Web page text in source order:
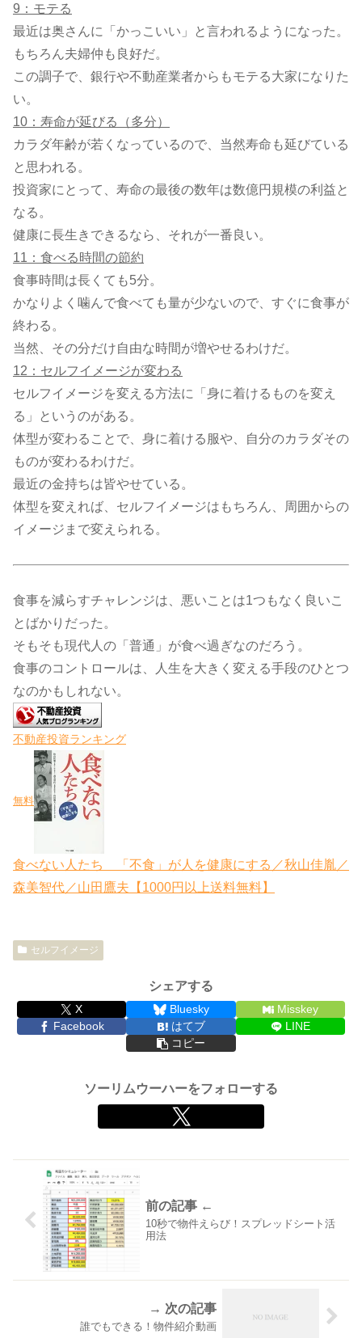
9：モテる
最近は奥さんに「かっこいい」と言われるようになった。
もちろん夫婦仲も良好だ。
この調子で、銀行や不動産業者からもモテる大家になりた
い。
10：寿命が延びる（多分）
カラダ年齢が若くなっているので、当然寿命も延びている
と思われる。
投資家にとって、寿命の最後の数年は数億円規模の利益と
なる。
健康に長生きできるなら、それが一番良い。
11：食べる時間の節約
食事時間は長くても5分。
かなりよく噛んで食べても量が少ないので、すぐに食事が
終わる。
当然、その分だけ自由な時間が増やせるわけだ。
12：セルフイメージが変わる
セルフイメージを変える方法に「身に着けるものを変え
る」というのがある。
体型が変わることで、身に着ける服や、自分のカラダその
ものが変わるわけだ。
最近の金持ちは皆やせている。
体型を変えれば、セルフイメージはもちろん、周囲からの
イメージまで変えられる。
食事を減らすチャレンジは、悪いことは1つもなく良いこ
とばかりだった。
そもそも現代人の「普通」が食べ過ぎなのだろう。
食事のコントロールは、人生を大きく変える手段のひとつ
なのかもしれない。
不動産投資ランキング
無料
食べない人たち 「不食」が人を健康にする／秋山佳胤／
森美智代／山田鷹夫【1000円以上送料無料】
セルフイメージ
シェアする
X Bluesky
Misskey
Facebook
はてブ
LINE
コピー
ソーリムウーハーをフォローする
10秒で物件えらび！スプレッドシート活
用法
誰でもできる！物件紹介動画